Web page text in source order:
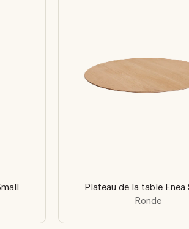
Plateau de la table Enea
Ronde